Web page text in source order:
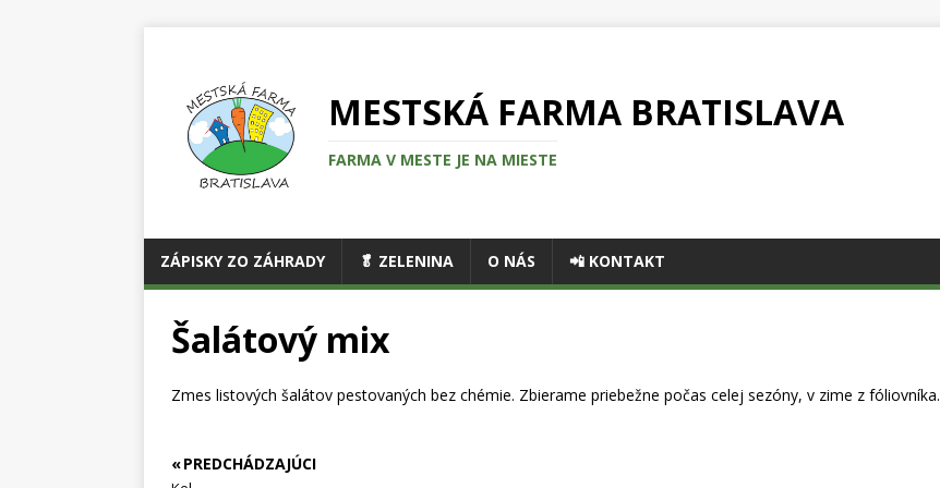
MESTSKÁ FARMA BRATISLAVA
FARMA V MESTE JE NA MIESTE
ZÁPISKY ZO ZÁHRADY 🥬 ZELENINA O NÁS 📲 KONTAKT
Šalátový mix
Zmes listových šalátov pestovaných bez chémie. Zbierame priebežne počas celej sezóny, v zime z fóliovníka.
« PREDCHÁDZAJÚCI